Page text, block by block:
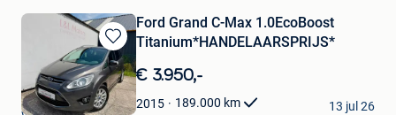
Bewaren
in
Mijn
Favorieten
Ford Grand C-Max 1.0EcoBoost
Titanium*HANDELAARSPRIJS*
€ 3.950,-
2015 189.000 km
L&L Motors
13 jul 26